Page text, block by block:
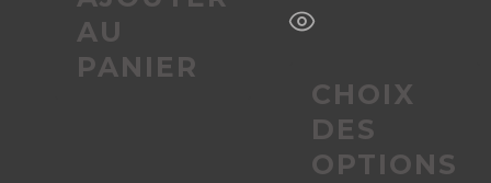
AU
PANIER
CHOIX
DES
OPTIONS
produit